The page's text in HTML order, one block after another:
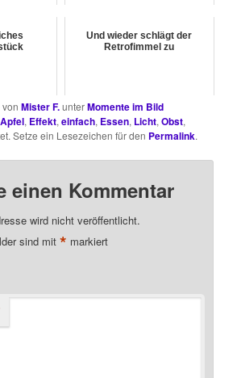
Und wieder schlägt der
Retrofimmel zu
vonMister F.unterMomente im Bild
Apfel, Effekt,einfach, Essen, Licht,Obst,
Setze ein Lesezeichen für den Permalink.
einen Kommentar
wird nicht veröffentlicht.
sind mit* markiert